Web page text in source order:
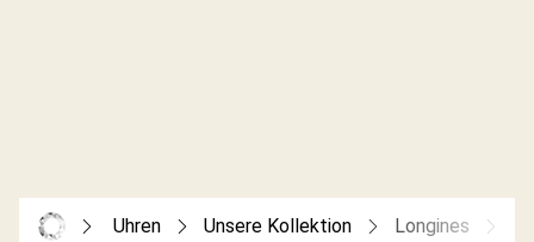
Uhren Unsere Kollektion Longines